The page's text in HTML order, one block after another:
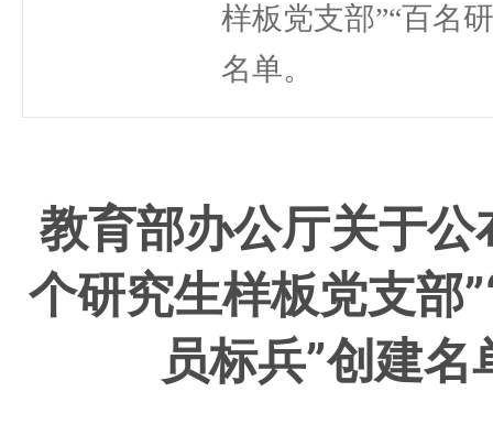
样板党支部”“百名
名单。
教育部办公厅关于公
个研究生样板党支部
员标兵”创建名